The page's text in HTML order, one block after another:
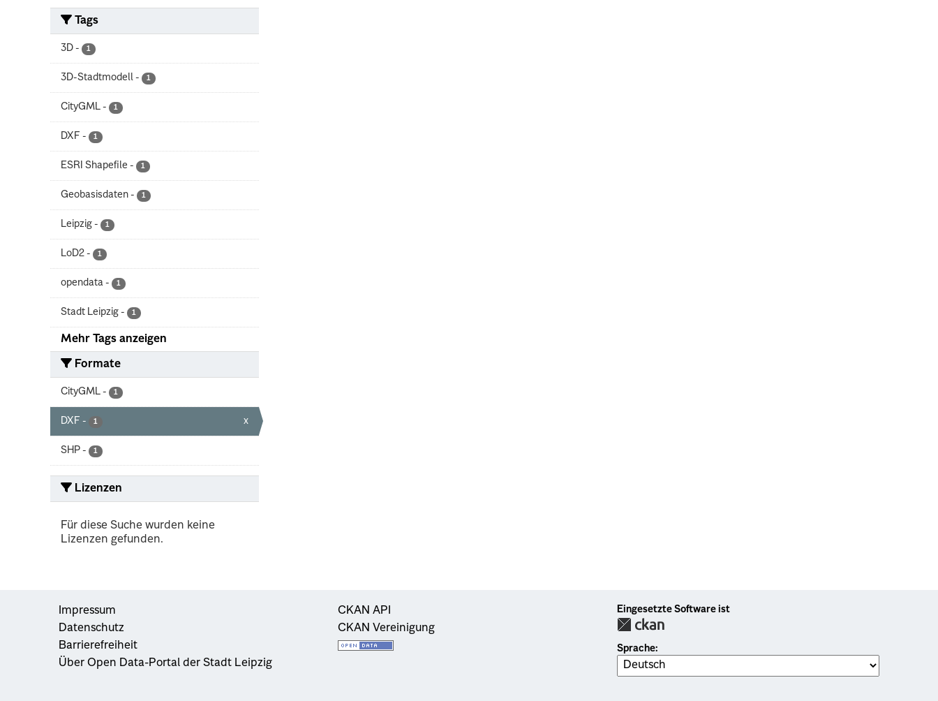
Tags
3D - 1
3D-Stadtmodell - 1
CityGML - 1
DXF - 1
ESRI Shapefile - 1
Geobasisdaten - 1
Leipzig - 1
LoD2 - 1
opendata - 1
Stadt Leipzig - 1
Mehr Tags anzeigen
Formate
CityGML - 1
DXF - 1 x
SHP - 1
Lizenzen
Für diese Suche wurden keine
Lizenzen gefunden.
Impressum
Datenschutz
Barrierefreiheit
Über Open Data-Portal der Stadt Leipzig
CKAN API
CKAN Vereinigung
Eingesetzte Software ist
Sprache